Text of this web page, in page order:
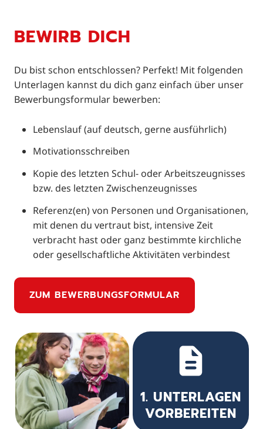
BEWIRB DICH
Du bist schon entschlossen? Perfekt! Mit folgenden
Unterlagen kannst du dich ganz einfach über unser
Bewerbungsformular bewerben:
Lebenslauf (auf deutsch, gerne ausführlich)
Motivationsschreiben
Kopie des letzten Schul- oder Arbeitszeugnisses
bzw. des letzten Zwischenzeugnisses
Referenz(en) von Personen und Organisationen,
mit denen du vertraut bist, intensive Zeit
verbracht hast oder ganz bestimmte kirchliche
oder gesellschaftliche Aktivitäten verbindest
ZUM BEWERBUNGSFORMULAR
1. UNTERLAGEN
VORBEREITEN